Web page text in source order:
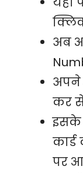
अब
अपने
कर
इसके
पर आ